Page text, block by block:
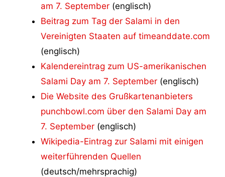
am 7. September (englisch)
Beitrag zum Tag der Salami in den
Vereinigten Staaten auf timeanddate.com
(englisch)
Kalendereintrag zum US-amerikanischen
Salami Day am 7. September (englisch)
Die Website des Grußkartenanbieters
punchbowl.com über den Salami Day am
7. September (englisch)
Wikipedia-Eintrag zur Salami mit einigen
weiterführenden Quellen
(deutsch/mehrsprachig)